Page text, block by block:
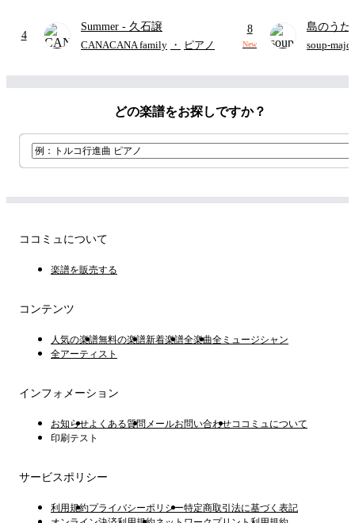
4
Summer - 久石譲
CANACANA family ・ ピアノ
8
New
島のうた
映画ちい
soup-majo
どの楽譜をお探しですか？
ココミュについて
楽譜を販売する
コンテンツ
人気の楽譜無料の楽譜新着楽譜全楽曲全ミュージシャン
全アーティスト
インフォメーション
お知らせよくある質問 メールお問い合わせココミュについて
印刷テスト
サービスポリシー
利用規約プライバシーポリシー特定商取引法に基づく表記